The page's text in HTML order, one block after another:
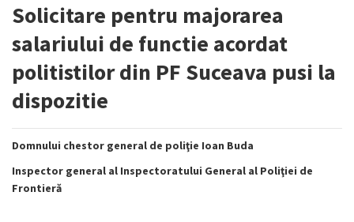
Solicitare pentru majorarea
salariului de functie acordat
politistilor din PF Suceava pusi la
dispozitie
Domnului chestor general de poliţie Ioan Buda
Inspector general al Inspectoratului General al Poliţiei de
Frontieră